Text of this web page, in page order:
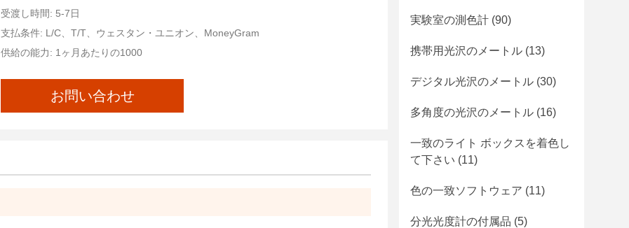
受渡し時間: 5-7日
支払条件: L/C、T/T、ウェスタン・ユニオン、MoneyGram
供給の能力: 1ヶ月あたりの1000
お問い合わせ
実験室の測色計 (90)
携帯用光沢のメートル (13)
デジタル光沢のメートル (30)
多角度の光沢のメートル (16)
一致のライト ボックスを着色し
て下さい (11)
色の一致ソフトウェア (11)
分光光度計の付属品 (5)